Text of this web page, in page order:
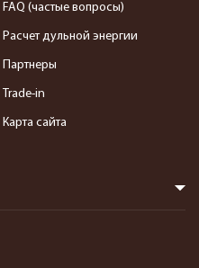
FAQ (частые вопросы)
Расчет дульной энергии
Партнеры
Trade-in
Карта сайта